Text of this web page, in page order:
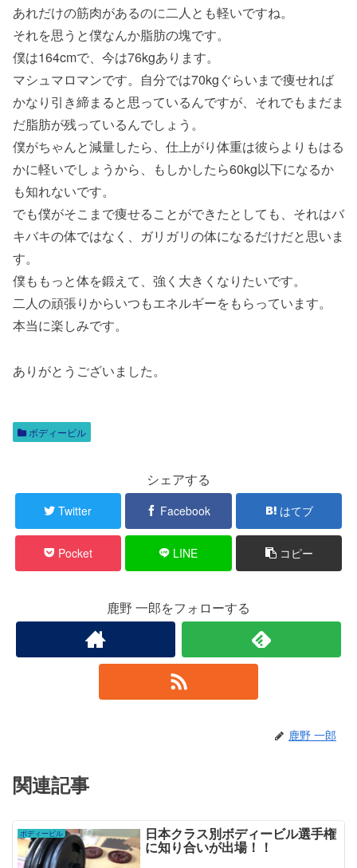
あれだけの筋肉があるのに二人とも軽いですね。
それを思うと僕なんか脂肪の塊です。
僕は164cmで、今は76kgあります。
マシュマロマンです。自分では70kgぐらいまで痩せれば
かなり引き締まると思っているんですが、それでもまだま
だ脂肪が残っているんでしょう。
僕がちゃんと減量したら、仕上がり体重は彼らよりもはる
かに軽いでしょうから、もしかしたら60kg以下になるか
も知れないです。
でも僕がそこまで痩せることができたとしても、それはバ
キバキの体ではなく、ガリガリの体になるだけだと思いま
す。
僕ももっと体を鍛えて、強く大きくなりたいです。
二人の頑張りからいつもエネルギーをもらっています。
本当に楽しみです。
ありがとうございました。
ボディービル
シェアする
Twitter Facebook はてブ
Pocket LINE コピー
鹿野 一郎をフォローする
鹿野 一郎
関連記事
ボディービル 日本クラス別ボディービル選手権
に知り合いが出場！！